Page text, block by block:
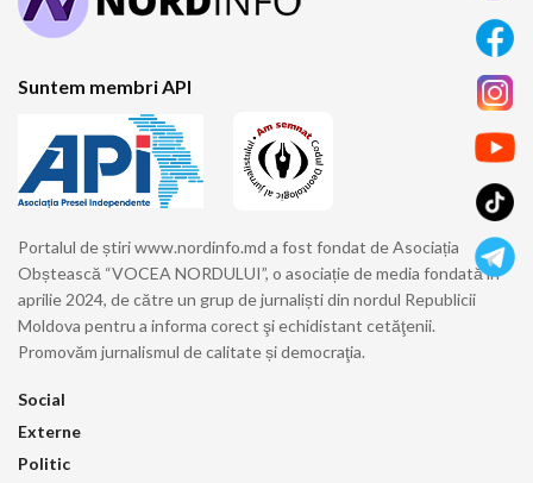
Suntem membri API
Portalul de știri www.nordinfo.md a fost fondat de Asociația
Obștească “VOCEA NORDULUI”, o asociație de media fondată în
aprilie 2024, de către un grup de jurnaliști din nordul Republicii
Moldova pentru a informa corect şi echidistant cetăţenii.
Promovăm jurnalismul de calitate și democraţia.
Social
Externe
Politic